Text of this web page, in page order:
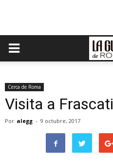
Cerca de Roma
Visita a Frascati
Por alegg - 9 octubre, 2017